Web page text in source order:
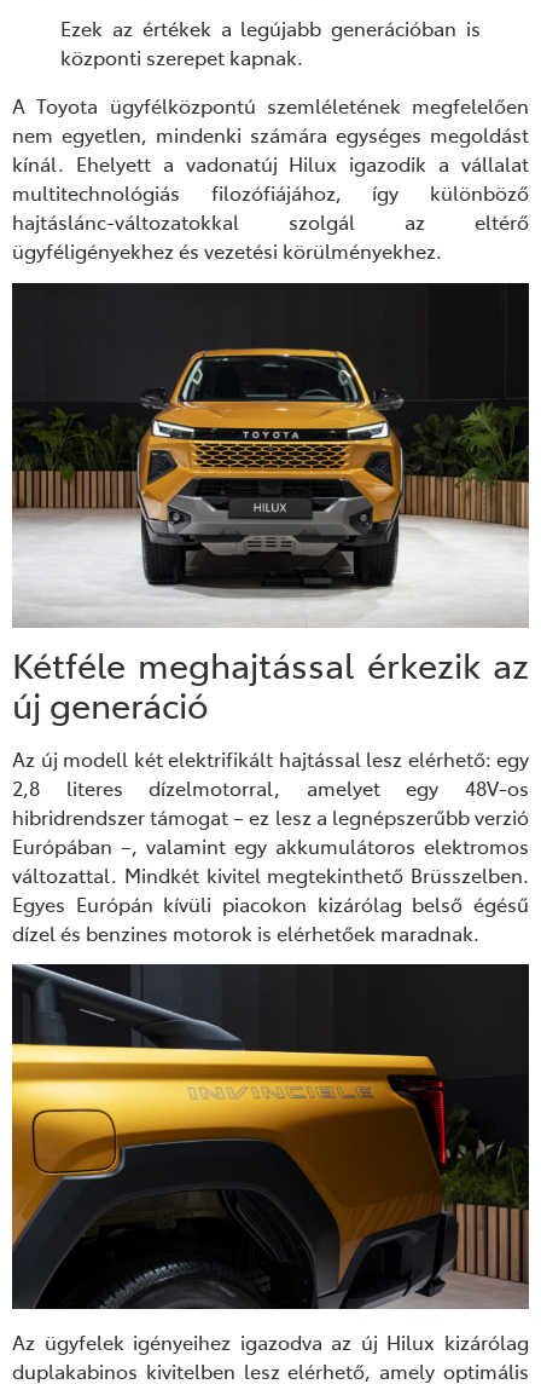
Ezek az értékek a legújabb generációban is
központi szerepet kapnak.
A Toyota ügyfélközpontú szemléletének megfelelően
nem egyetlen, mindenki számára egységes megoldást
kínál. Ehelyett a vadonatúj Hilux igazodik a vállalat
multitechnológiás filozófiájához, így különböző
hajtáslánc-változatokkal szolgál az eltérő
ügyféligényekhez és vezetési körülményekhez.
Kétféle meghajtással érkezik az
új generáció
Az új modell két elektrifikált hajtással lesz elérhető: egy
2,8 literes dízelmotorral, amelyet egy 48V-os
hibridrendszer támogat – ez lesz a legnépszerűbb verzió
Európában –, valamint egy akkumulátoros elektromos
változattal. Mindkét kivitel megtekinthető Brüsszelben.
Egyes Európán kívüli piacokon kizárólag belső égésű
dízel és benzines motorok is elérhetőek maradnak.
Az ügyfelek igényeihez igazodva az új Hilux kizárólag
duplakabinos kivitelben lesz elérhető, amely optimális